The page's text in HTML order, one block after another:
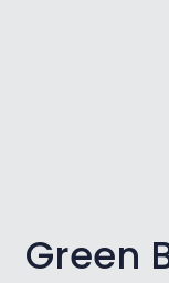
Green